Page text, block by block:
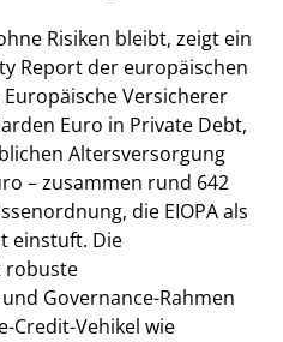
Risiken bleibt, zeigt ein
Report der europäischen
Versicherer
Euro in Private Debt,
Altersversorgung
– zusammen rund 642
die EIOPA als
einstuft. Die
robuste
Governance-Rahmen
Credit-Vehikel wie